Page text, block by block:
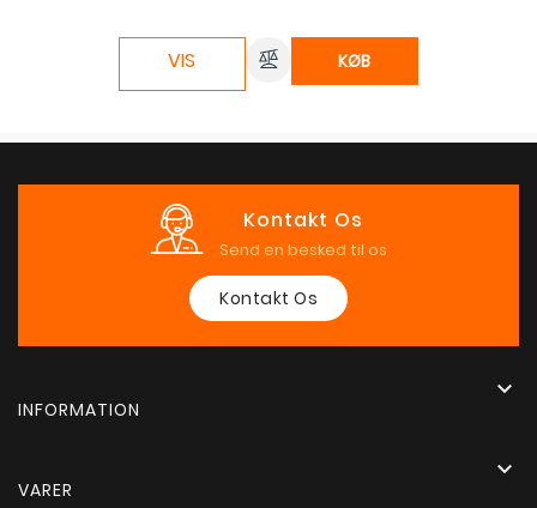
VIS KØB
Kontakt Os
Send en besked til os
Kontakt Os
INFORMATION

VARER
